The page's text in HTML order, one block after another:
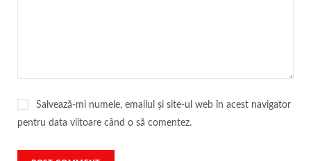
Salvează-mi numele, emailul și site-ul web în acest navigator
pentru data viitoare când o să comentez.